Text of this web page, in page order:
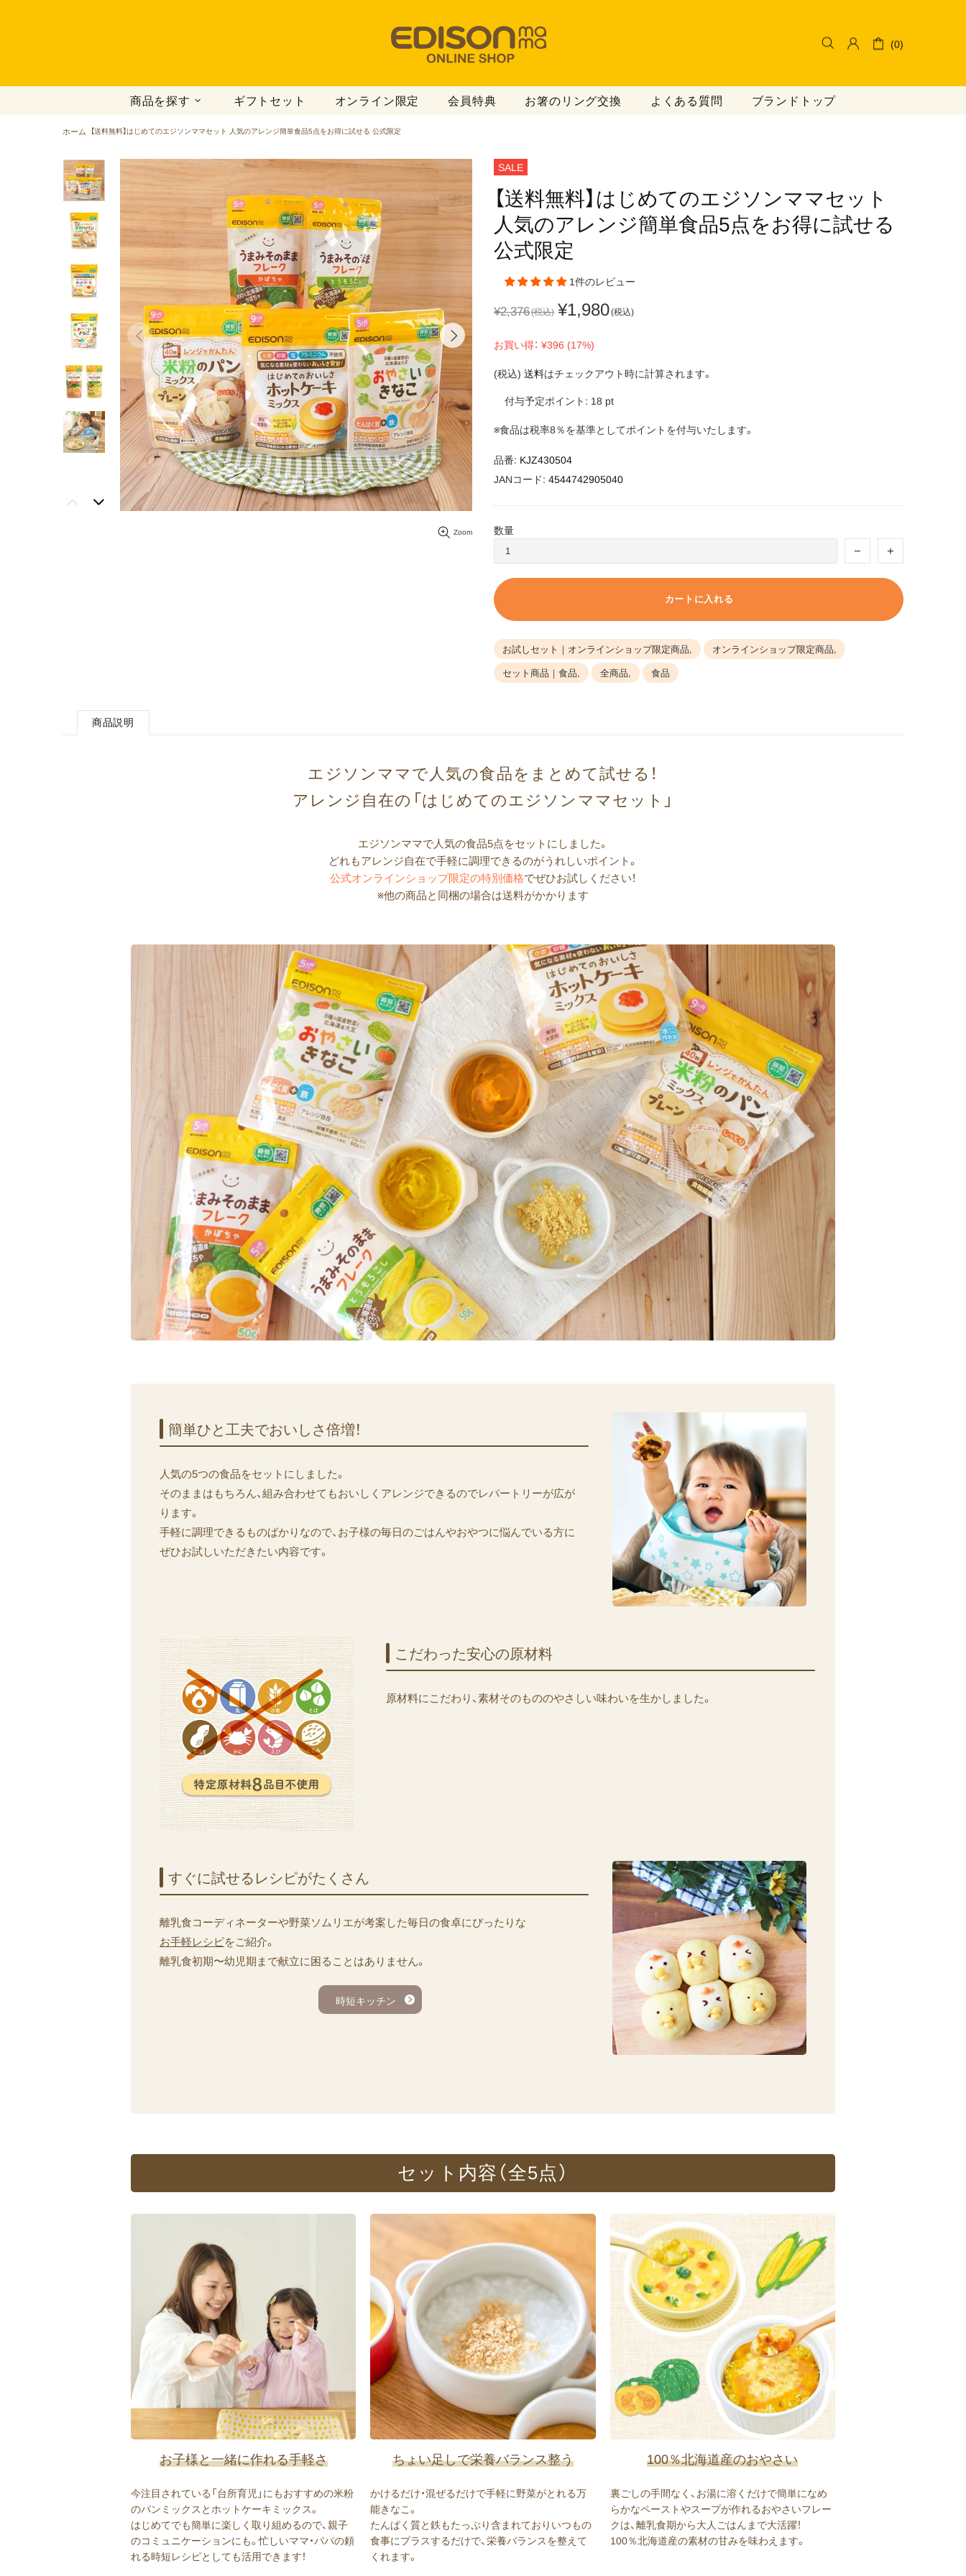
(0)
商品を探す ギフトセット オンライン限定 会員特典 お箸のリング交換 よくある質問 ブランドトップ
ホーム 【送料無料】はじめてのエジソンママセット 人気のアレンジ簡単食品5点をお得に試せる 公式限定
Zoom
SALE
【送料無料】​はじめての​エジソンママセット
人気の​アレンジ簡単食品5点を​お得に​試せる​
公式限定
1件のレビュー
¥2,376 ¥1,980
お買い得： ¥396 (17%)
(税込) 送料はチェックアウト時に計算されます。
付与予定ポイント: 18 pt
※食品は税率8％を基準としてポイントを付与いたします。
品番: KJZ430504
JANコード: 4544742905040
数量
カートに入れる
お試しセット｜オンラインショップ限定商品, オンラインショップ限定商品,
セット商品｜食品, 全商品, 食品
商品説明
エジソンママで​人気の​食品を​まとめて​試せる！
アレンジ自在の​「はじめての​エジソンママセット」
エジソンママで人気の食品5点をセットにしました。
どれもアレンジ自在で手軽に調理できるのがうれしいポイント。
公式オンラインショップ限定の特別価格でぜひお試しください！
※他の商品と同梱の場合は送料がかかります
簡単ひと​工夫で​おいしさ倍増！
人気の5つの食品をセットにしました。
そのままはもちろん、組み合わせてもおいしくアレンジできるのでレパートリーが広が
ります。
手軽に調理できるものばかりなので、お子様の毎日のごはんやおやつに悩んでいる方に
ぜひお試しいただきたい内容です。
こだわった​安心の​原材料
原材料にこだわり、素材そのもののやさしい味わいを生かしました。
すぐに​試せる​レシピが​たくさん
離乳食コーディネーターや野菜ソムリエが考案した毎日の食卓にぴったりな
お手軽レシピをご紹介。
離乳食初期〜幼児期まで献立に困ることはありません。
時短キッチン
セット内容​（全5点）
お子様と一緒に作れる手軽さ
今注目されている「台所育児」にもおすすめの米粉
のパンミックスとホットケーキミックス。
はじめてでも簡単に楽しく取り組めるので、親子
のコミュニケーションにも。忙しいママ・パパの頼
れる時短レシピとしても活用できます！
ちょい足しで栄養バランス整う
かけるだけ・混ぜるだけで手軽に野菜がとれる万
能きなこ。
たんぱく質と鉄もたっぷり含まれておりいつもの
食事にプラスするだけで、栄養バランスを整えて
くれます。
100％北海道産のおやさい
裏ごしの手間なく、お湯に溶くだけで簡単になめ
らかなペーストやスープが作れるおやさいフレー
クは、離乳食期から大人ごはんまで大活躍！
100％北海道産の素材の甘みを味わえます。